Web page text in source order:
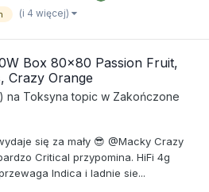
(i 4 więcej)
Box 80x80 Passion Fruit,
Crazy Orange
na Toksyna topic w Zakończone
się za mały 😎 @Macky Crazy
Critical przypomina. HiFi 4g
Indica i ladnie sie...